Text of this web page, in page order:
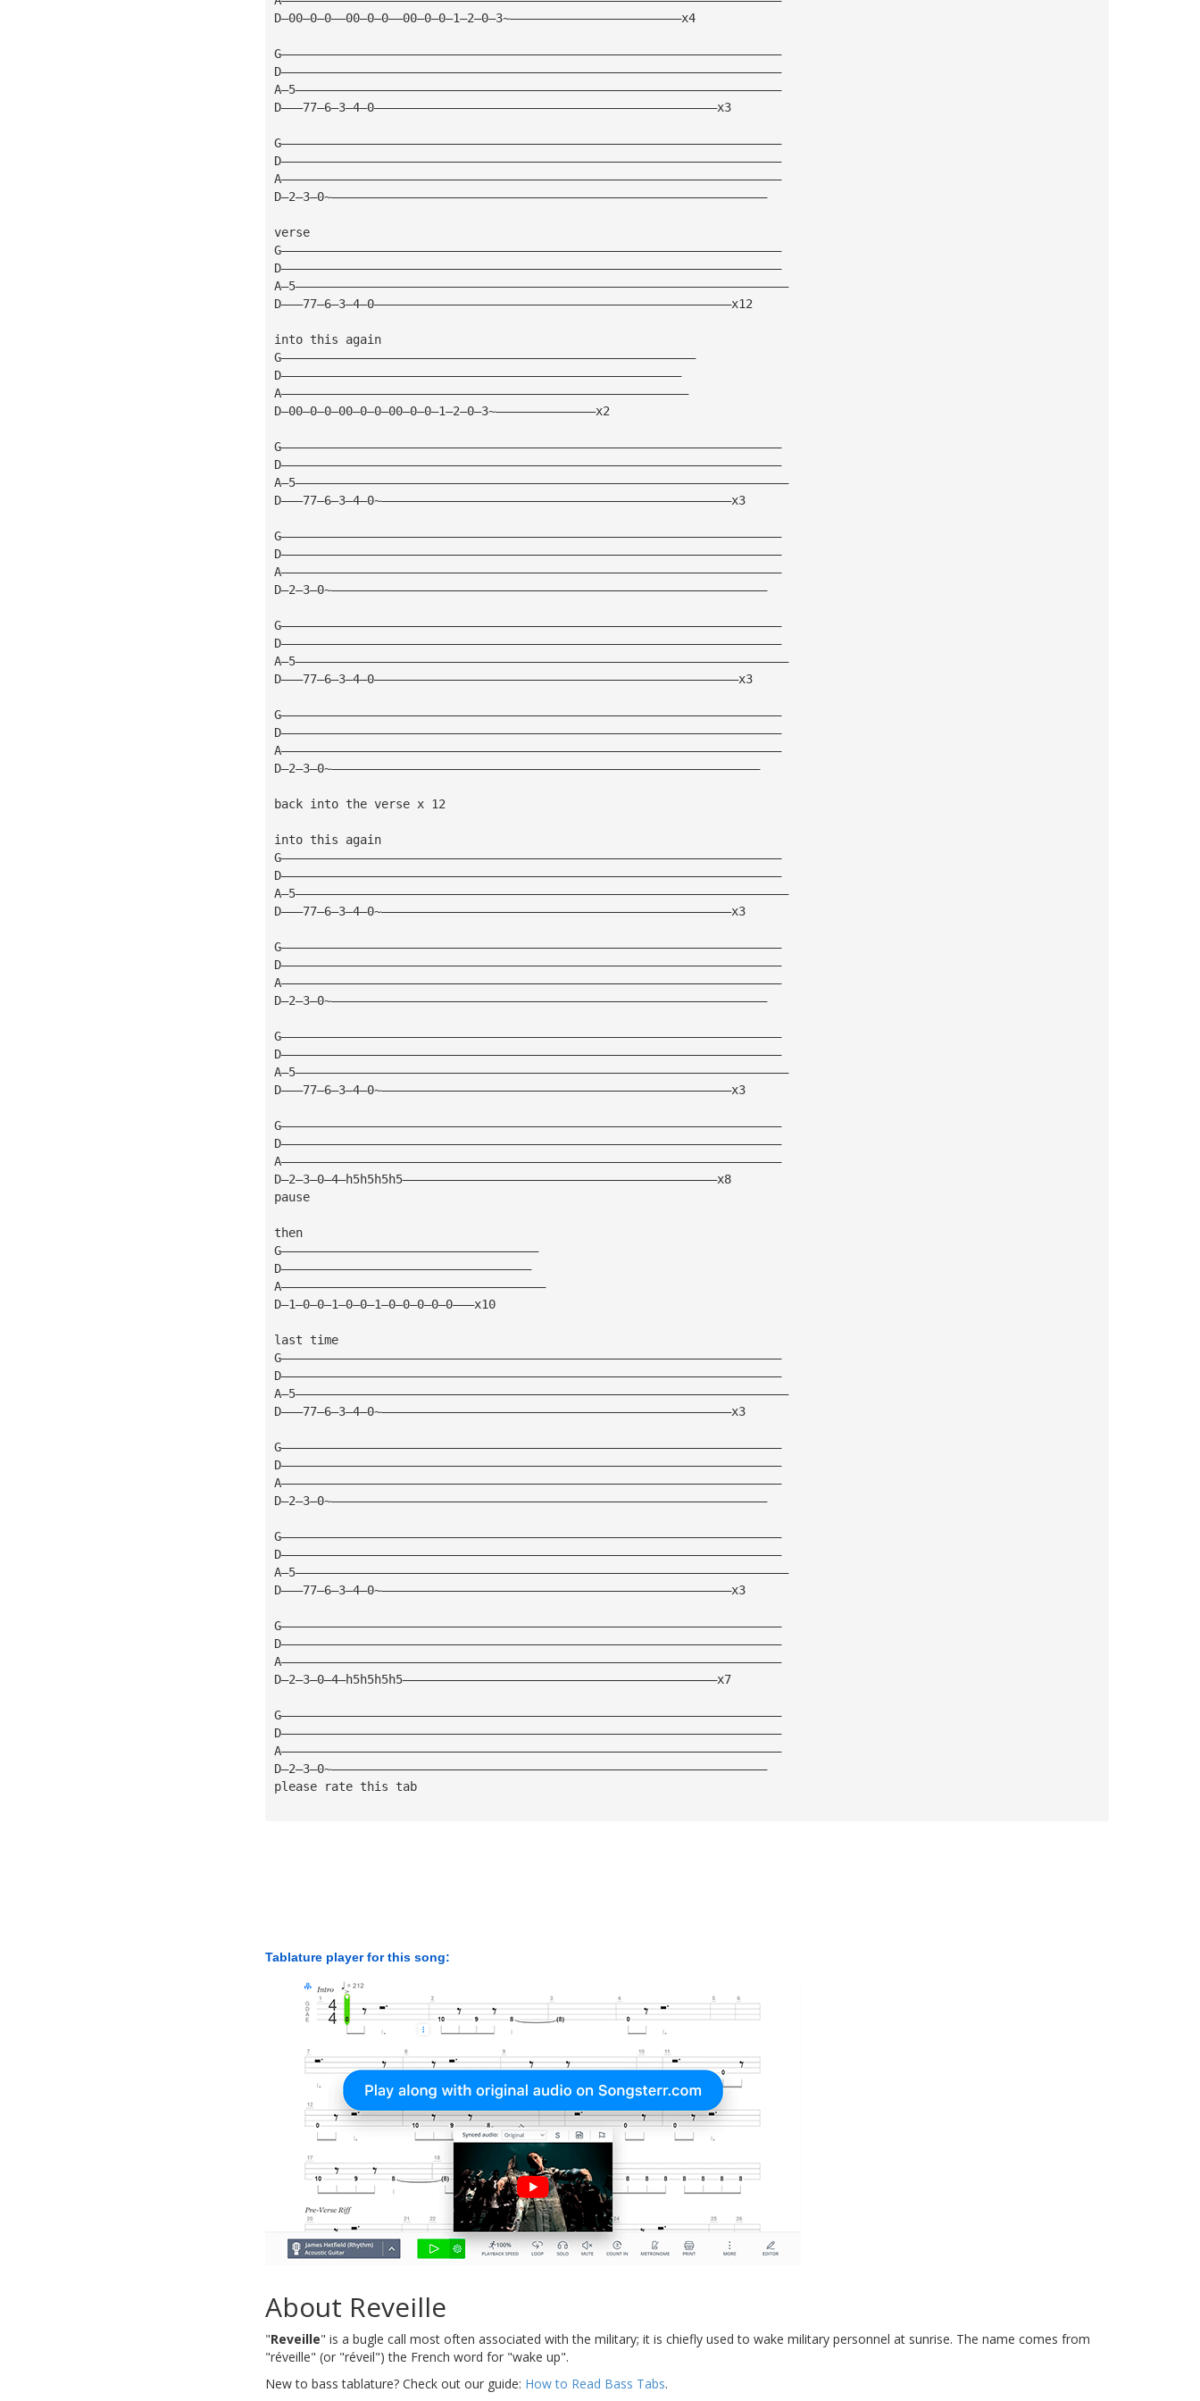
D—00—0—0——00—0—0——00—0—0—1—2—0—3~————————————————————————x4
G——————————————————————————————————————————————————————————————————————
D——————————————————————————————————————————————————————————————————————
A—5————————————————————————————————————————————————————————————————————
D———77—6—3—4—0————————————————————————————————————————————————x3
G——————————————————————————————————————————————————————————————————————
D——————————————————————————————————————————————————————————————————————
A——————————————————————————————————————————————————————————————————————
D—2—3—0~—————————————————————————————————————————————————————————————
verse
G——————————————————————————————————————————————————————————————————————
D——————————————————————————————————————————————————————————————————————
A—5—————————————————————————————————————————————————————————————————————
D———77—6—3—4—0——————————————————————————————————————————————————x12
into this again
G——————————————————————————————————————————————————————————
D————————————————————————————————————————————————————————
A—————————————————————————————————————————————————————————
D—00—0—0—00—0—0—00—0—0—1—2—0—3~——————————————x2
G——————————————————————————————————————————————————————————————————————
D——————————————————————————————————————————————————————————————————————
A—5—————————————————————————————————————————————————————————————————————
D———77—6—3—4—0~—————————————————————————————————————————————————x3
G——————————————————————————————————————————————————————————————————————
D——————————————————————————————————————————————————————————————————————
A——————————————————————————————————————————————————————————————————————
D—2—3—0~—————————————————————————————————————————————————————————————
G——————————————————————————————————————————————————————————————————————
D——————————————————————————————————————————————————————————————————————
A—5—————————————————————————————————————————————————————————————————————
D———77—6—3—4—0———————————————————————————————————————————————————x3
G——————————————————————————————————————————————————————————————————————
D——————————————————————————————————————————————————————————————————————
A——————————————————————————————————————————————————————————————————————
D—2—3—0~————————————————————————————————————————————————————————————
back into the verse x 12
into this again
G——————————————————————————————————————————————————————————————————————
D——————————————————————————————————————————————————————————————————————
A—5—————————————————————————————————————————————————————————————————————
D———77—6—3—4—0~—————————————————————————————————————————————————x3
G——————————————————————————————————————————————————————————————————————
D——————————————————————————————————————————————————————————————————————
A——————————————————————————————————————————————————————————————————————
D—2—3—0~—————————————————————————————————————————————————————————————
G——————————————————————————————————————————————————————————————————————
D——————————————————————————————————————————————————————————————————————
A—5—————————————————————————————————————————————————————————————————————
D———77—6—3—4—0~—————————————————————————————————————————————————x3
G——————————————————————————————————————————————————————————————————————
D——————————————————————————————————————————————————————————————————————
A——————————————————————————————————————————————————————————————————————
D—2—3—0—4—h5h5h5h5————————————————————————————————————————————x8
pause
then
G————————————————————————————————————
D———————————————————————————————————
A—————————————————————————————————————
D—1—0—0—1—0—0—1—0—0—0—0—0———x10
last time
G——————————————————————————————————————————————————————————————————————
D——————————————————————————————————————————————————————————————————————
A—5—————————————————————————————————————————————————————————————————————
D———77—6—3—4—0~—————————————————————————————————————————————————x3
G——————————————————————————————————————————————————————————————————————
D——————————————————————————————————————————————————————————————————————
A——————————————————————————————————————————————————————————————————————
D—2—3—0~—————————————————————————————————————————————————————————————
G——————————————————————————————————————————————————————————————————————
D——————————————————————————————————————————————————————————————————————
A—5—————————————————————————————————————————————————————————————————————
D———77—6—3—4—0~—————————————————————————————————————————————————x3
G——————————————————————————————————————————————————————————————————————
D——————————————————————————————————————————————————————————————————————
A——————————————————————————————————————————————————————————————————————
D—2—3—0—4—h5h5h5h5————————————————————————————————————————————x7
G——————————————————————————————————————————————————————————————————————
D——————————————————————————————————————————————————————————————————————
A——————————————————————————————————————————————————————————————————————
D—2—3—0~—————————————————————————————————————————————————————————————
please rate this tab
Tablature player for this song:
About Reveille
"Reveille" is a bugle call most often associated with the military; it is chiefly used to wake military personnel at sunrise. The name comes from
"réveille" (or "réveil") the French word for "wake up".
New to bass tablature? Check out our guide: How to Read Bass Tabs.